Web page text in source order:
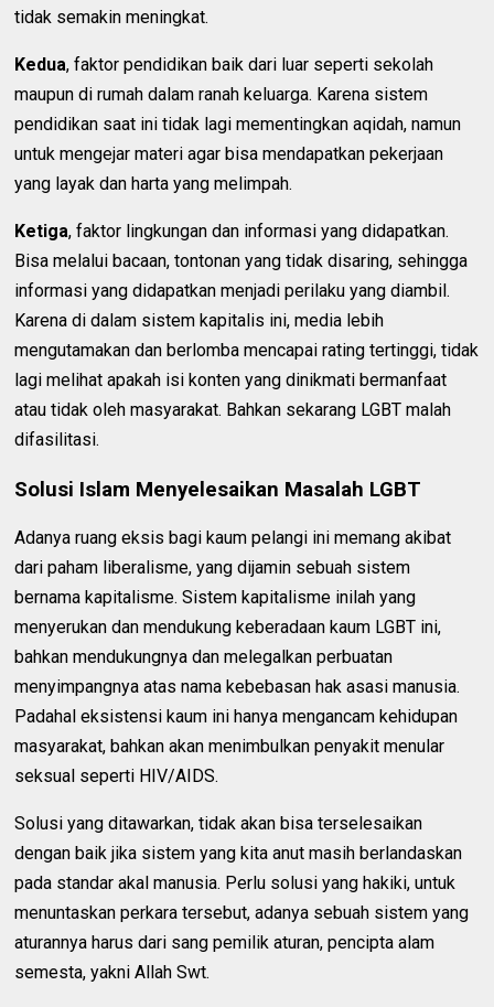
tidak semakin meningkat.
Kedua, faktor pendidikan baik dari luar seperti sekolah
maupun di rumah dalam ranah keluarga. Karena sistem
pendidikan saat ini tidak lagi mementingkan aqidah, namun
untuk mengejar materi agar bisa mendapatkan pekerjaan
yang layak dan harta yang melimpah.
Ketiga, faktor lingkungan dan informasi yang didapatkan.
Bisa melalui bacaan, tontonan yang tidak disaring, sehingga
informasi yang didapatkan menjadi perilaku yang diambil.
Karena di dalam sistem kapitalis ini, media lebih
mengutamakan dan berlomba mencapai rating tertinggi, tidak
lagi melihat apakah isi konten yang dinikmati bermanfaat
atau tidak oleh masyarakat. Bahkan sekarang LGBT malah
difasilitasi.
Solusi Islam Menyelesaikan Masalah LGBT
Adanya ruang eksis bagi kaum pelangi ini memang akibat
dari paham liberalisme, yang dijamin sebuah sistem
bernama kapitalisme. Sistem kapitalisme inilah yang
menyerukan dan mendukung keberadaan kaum LGBT ini,
bahkan mendukungnya dan melegalkan perbuatan
menyimpangnya atas nama kebebasan hak asasi manusia.
Padahal eksistensi kaum ini hanya mengancam kehidupan
masyarakat, bahkan akan menimbulkan penyakit menular
seksual seperti HIV/AIDS.
Solusi yang ditawarkan, tidak akan bisa terselesaikan
dengan baik jika sistem yang kita anut masih berlandaskan
pada standar akal manusia. Perlu solusi yang hakiki, untuk
menuntaskan perkara tersebut, adanya sebuah sistem yang
aturannya harus dari sang pemilik aturan, pencipta alam
semesta, yakni Allah Swt.